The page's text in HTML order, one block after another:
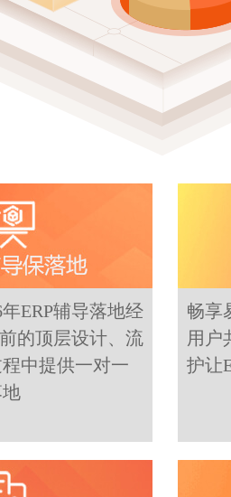
ERP辅导落地经
的顶层设计、流
中提供一对一
畅享
用户
护让